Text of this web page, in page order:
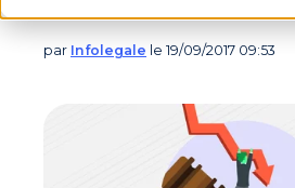
par Infolegale le 19/09/2017 09:53